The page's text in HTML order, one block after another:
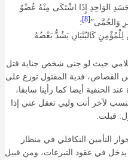
الوَاحِدِ إِذَا اشْتَكَى مِنْهُ عُضْوٌ
وَالحُمَّى”
؛
لِلْمُؤْمِنِ كَالبُنْيَانِ يَشُدُّ بَعْضُهُ
حيث لو جنى شخص جناية قتل
القصاص، فدية المقتول توزع على
عند الحنفية أيضا كما رأينا سابقا،
لآخر أنت وليي تعقل عني إذا
قبلت.
التأمين التكافلي في منظار
يدخل في عقود التبرعات، ومن قبيل